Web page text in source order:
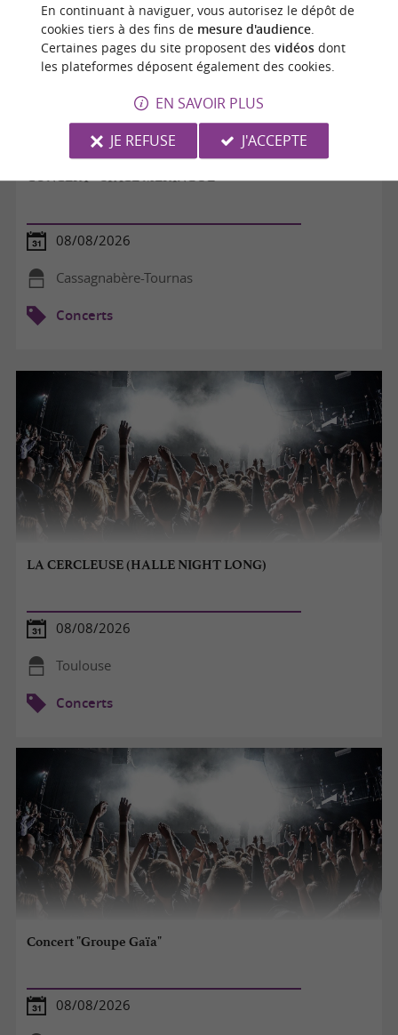
CONCERT - SPACE MERINGUE
08/08/2026
Cassagnabère-Tournas
Concerts
LA CERCLEUSE (HALLE NIGHT LONG)
08/08/2026
Toulouse
Concerts
Concert "Groupe Gaïa"
08/08/2026
En continuant à naviguer, vous autorisez le dépôt de
cookies tiers à des fins de mesure d'audience.
Certaines pages du site proposent des vidéosdont
les plateformes déposent également des cookies.
EN SAVOIR PLUS
JE REFUSE
J'ACCEPTE